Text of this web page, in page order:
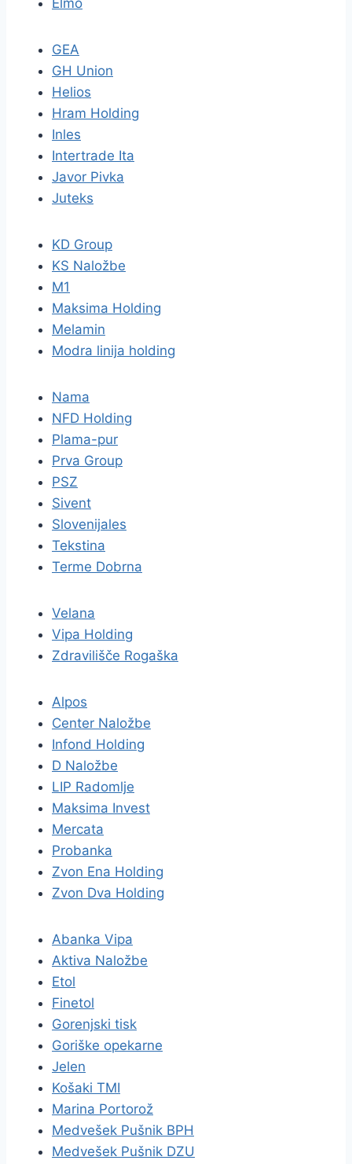
Elmo
GEA
GH Union
Helios
Hram Holding
Inles
Intertrade Ita
Javor Pivka
Juteks
KD Group
KS Naložbe
M1
Maksima Holding
Melamin
Modra linija holding
Nama
NFD Holding
Plama-pur
Prva Group
PSZ
Sivent
Slovenijales
Tekstina
Terme Dobrna
Velana
Vipa Holding
Zdravilišče Rogaška
Alpos
Center Naložbe
Infond Holding
D Naložbe
LIP Radomlje
Maksima Invest
Mercata
Probanka
Zvon Ena Holding
Zvon Dva Holding
Abanka Vipa
Aktiva Naložbe
Etol
Finetol
Gorenjski tisk
Goriške opekarne
Jelen
Košaki TMI
Marina Portorož
Medvešek Pušnik BPH
Medvešek Pušnik DZU